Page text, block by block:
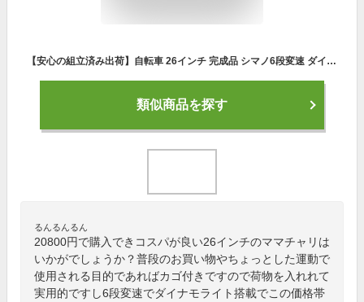
【安心の組立済み出荷】自転車 26インチ 完成品 シマノ6段変速 ダイナモライト 大型カゴ 両立スタンド クラス27リアキャリア ドレスガード GORIN後輪錠 シティサイクル おしゃれ ママチャリ 女性 男性 通勤 通学 街乗り カリーノ Carino CR-W266D
類似商品を探す
るんるんるん
20800円で購入できコスパが良い26インチのママチャリは
いかがでしょうか？普段のお買い物やちょっとした運動で
使用される目的であればカゴ付きですので荷物を入れれて
実用的ですし6段変速でダイナモライト搭載でこの価格帯